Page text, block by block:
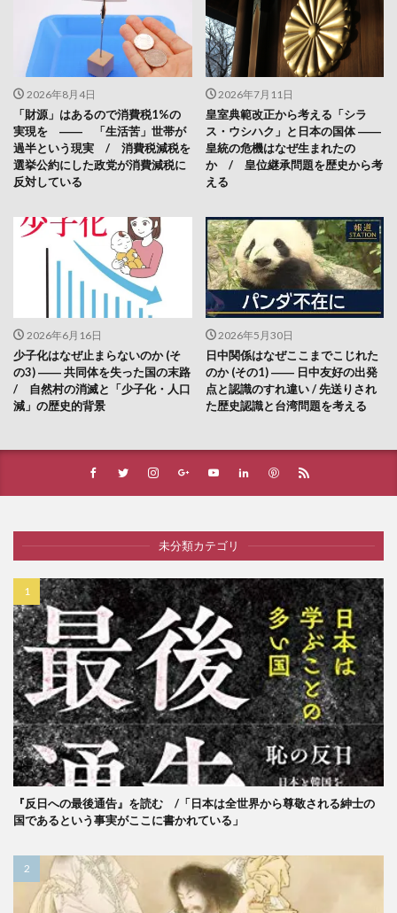
2026年8月4日
「財源」はあるので消費税1%の
実現を ―― 「生活苦」世帯が
過半という現実 / 消費税減税を
選挙公約にした政党が消費減税に
反対している
2026年7月11日
皇室典範改正から考える「シラ
ス・ウシハク」と日本の国体 ――
皇統の危機はなぜ生まれたの
か / 皇位継承問題を歴史から考
える
2026年6月16日
少子化はなぜ止まらないのか (そ
の3) ―― 共同体を失った国の末路
/ 自然村の消滅と「少子化・人口
減」の歴史的背景
2026年5月30日
日中関係はなぜここまでこじれた
のか (その1) ―― 日中友好の出発
点と認識のすれ違い / 先送りされ
た歴史認識と台湾問題を考える
未分類カテゴリ
『反日への最後通告』を読む /「日本は全世界から尊敬される紳士の
国であるという事実がここに書かれている」